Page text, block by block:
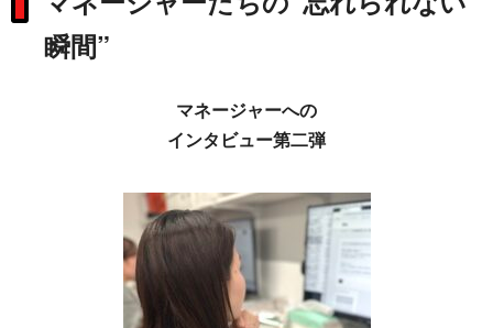
瞬間”
マネージャーへの
インタビュー第二弾